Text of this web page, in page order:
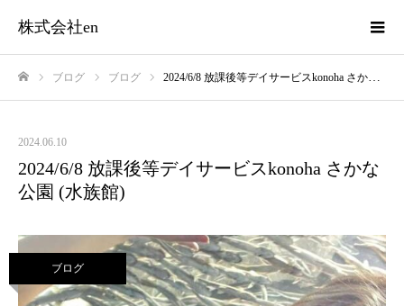
株式会社en
ブログ ブログ 2024/6/8 放課後等デイサービスkonoha さかな公園 (水族館)
2024.06.10
2024/6/8 放課後等デイサービスkonoha さかな
公園 (水族館)
ブログ